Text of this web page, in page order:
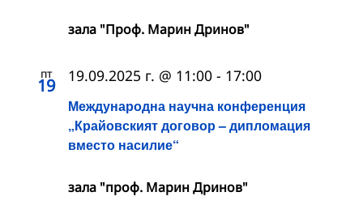
зала "Проф. Марин Дринов"
пт
19
Международна научна конференция
„Крайовският договор – дипломация
вместо насилие“
19.09.2025 г. @ 11:00 - 17:00
зала "проф. Марин Дринов"